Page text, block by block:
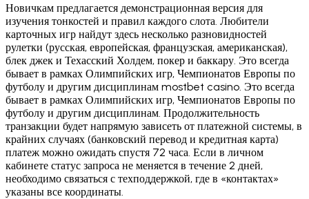
Новичкам предлагается демонстрационная версия для
изучения тонкостей и правил каждого слота. Любители
карточных игр найдут здесь несколько разновидностей
рулетки (русская, европейская, французская, американская),
блек джек и Техасский Холдем, покер и баккару. Это всегда
бывает в рамках Олимпийских игр, Чемпионатов Европы по
футболу и другим дисциплинам mostbet casino. Это всегда
бывает в рамках Олимпийских игр, Чемпионатов Европы по
футболу и другим дисциплинам. Продолжительность
транзакции будет напрямую зависеть от платежной системы, в
крайних случаях (банковский перевод и кредитная карта)
платеж можно ожидать спустя 72 часа. Если в личном
кабинете статус запроса не меняется в течение 2 дней,
необходимо связаться с техподдержкой, где в «контактах»
указаны все координаты.